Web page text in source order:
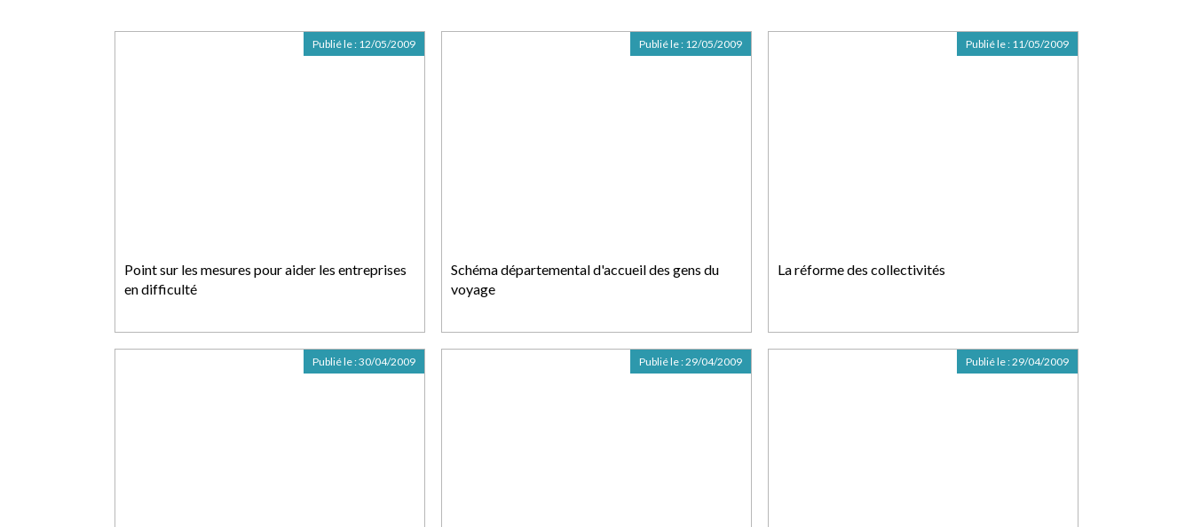
Point sur les mesures pour aider les entreprises
en difficulté
Publié le : 12/05/2009
Schéma départemental d'accueil des gens du
voyage
Publié le : 12/05/2009
La réforme des collectivités
Publié le : 11/05/2009
Publié le :30/04/2009 Publié le :29/04/2009 Publié le :29/04/2009